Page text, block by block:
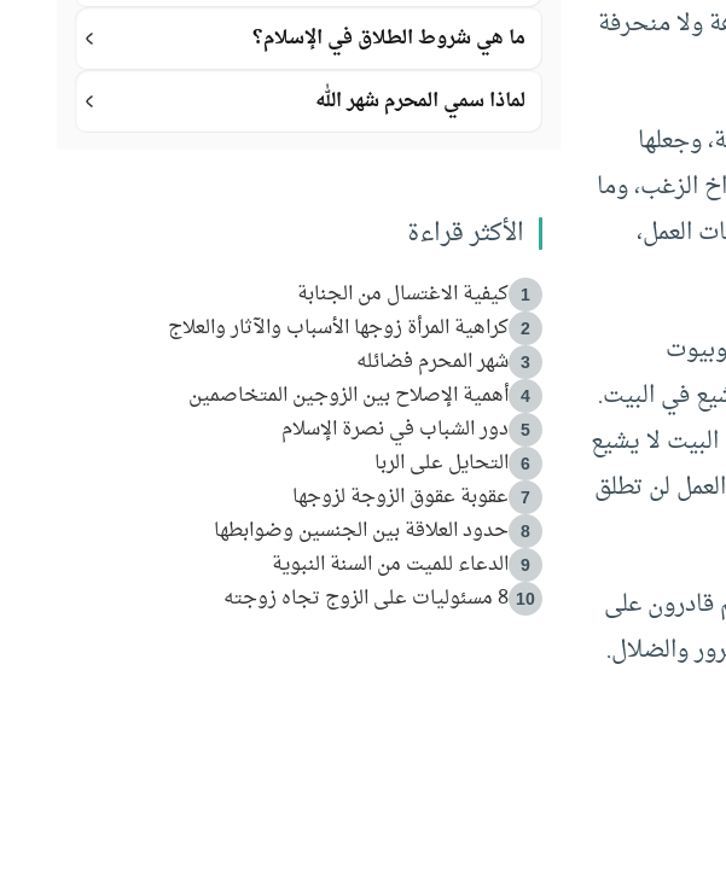
ولا منحرفة
وجعلها
الزغب، وما
العمل،
في البيت.
لا يشيع
لن تطلق
قادرون على
والضلال.
ما هي شروط الطلاق في الإسلام؟
لماذا سمي المحرم شهر الله
الأكثر قراءة
1 كيفية الاغتسال من الجنابة
2 كراهية المرأة زوجها الأسباب والآثار والعلاج
3 شهر المحرم فضائله
4 أهمية الإصلاح بين الزوجين المتخاصمين
5 دور الشباب في نصرة الإسلام
6 التحايل على الربا
7 عقوبة عقوق الزوجة لزوجها
8 حدود العلاقة بين الجنسين وضوابطها
9 الدعاء للميت من السنة النبوية
10 8 مسئوليات على الزوج تجاه زوجته